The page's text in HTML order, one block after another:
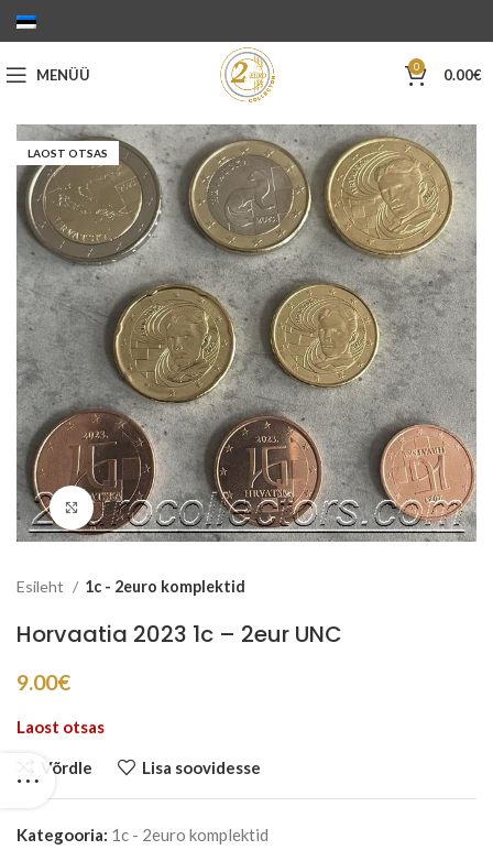
MENÜÜ 0 0.00€
LAOST OTSAS
Suurenda
Esileht 1c - 2euro komplektid
Horvaatia 2023 1c – 2eur UNC
9.00€
Laost otsas
Võrdle Lisa soovidesse
Kategooria: 1c - 2euro komplektid